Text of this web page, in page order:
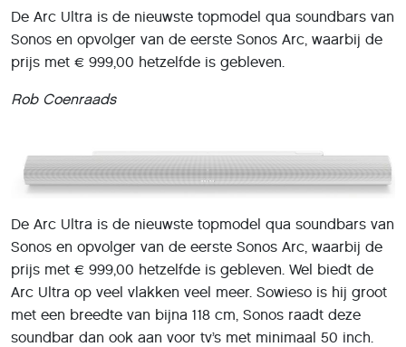
De Arc Ultra is de nieuwste topmodel qua soundbars van
Sonos en opvolger van de eerste Sonos Arc, waarbij de
prijs met € 999,00 hetzelfde is gebleven.
Rob Coenraads
De Arc Ultra is de nieuwste topmodel qua soundbars van
Sonos en opvolger van de eerste Sonos Arc, waarbij de
prijs met € 999,00 hetzelfde is gebleven. Wel biedt de
Arc Ultra op veel vlakken veel meer. Sowieso is hij groot
met een breedte van bijna 118 cm, Sonos raadt deze
soundbar dan ook aan voor tv’s met minimaal 50 inch.